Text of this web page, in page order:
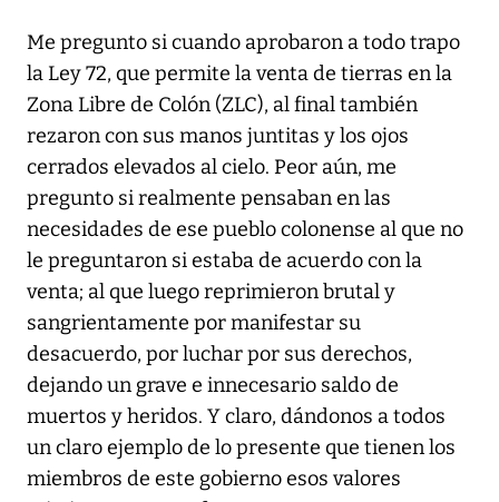
Me pregunto si cuando aprobaron a todo trapo
la Ley 72, que permite la venta de tierras en la
Zona Libre de Colón (ZLC), al final también
rezaron con sus manos juntitas y los ojos
cerrados elevados al cielo. Peor aún, me
pregunto si realmente pensaban en las
necesidades de ese pueblo colonense al que no
le preguntaron si estaba de acuerdo con la
venta; al que luego reprimieron brutal y
sangrientamente por manifestar su
desacuerdo, por luchar por sus derechos,
dejando un grave e innecesario saldo de
muertos y heridos. Y claro, dándonos a todos
un claro ejemplo de lo presente que tienen los
miembros de este gobierno esos valores